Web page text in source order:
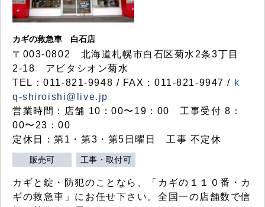
カギの救急車 白石店
〒003-0802 北海道札幌市白石区菊水2条3丁目
2-18 アビタシオン菊水
TEL：011-821-9948 / FAX：011-821-9947 / k
q-shiroishi@live.jp
営業時間：店舗 10：00〜19：00 工事受付 8：
00〜23：00
定休日：第1・第3・第5日曜日 工事 不定休
販売可 工事・取付可
カギと錠・防犯のことなら、「カギの１１０番・カ
ギの救急車」にお任せ下さい。全国一の店舗数で信